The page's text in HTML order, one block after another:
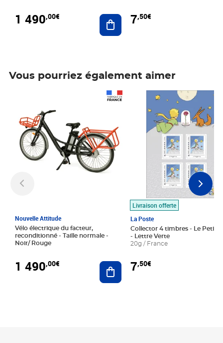
1 490,00€ Ajouter au panier
7,50€
Vous pourriez également aimer
Nouvelle Attitude
Vélo électrique du facteur,
reconditionné - Taille normale -
Noir/ Rouge
1 490,00€ Ajouter au panier
Livraison offerte
La Poste
Collector 4 timbres - Le Petit
- Lettre Verte
20g / France
7,50€
Prix 7,50€